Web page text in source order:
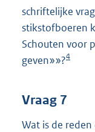
schriftelijke
stikstofboeren
Schouten voor
geven»»?4
Vraag 7
Wat is de